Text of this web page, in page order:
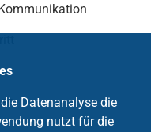
Datenanalyse die
nutzt für die